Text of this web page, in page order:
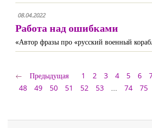
08.04.2022
Работа над ошибками
«Автор фразы про «русский военный
Предыдущая 1 2 3 4 5 6
48
49 50 51 52 53 ... 74 75